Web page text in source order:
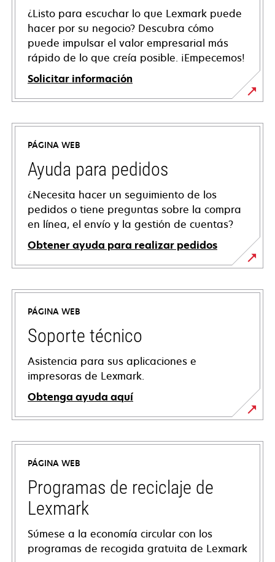
¿Listo para escuchar lo que Lexmark puede
hacer por su negocio? Descubra cómo
puede impulsar el valor empresarial más
rápido de lo que creía posible. ¡Empecemos!
Solicitar información
PÁGINA WEB
Ayuda para pedidos
¿Necesita hacer un seguimiento de los
pedidos o tiene preguntas sobre la compra
en línea, el envío y la gestión de cuentas?
Obtener ayuda para realizar pedidos
PÁGINA WEB
Soporte técnico
Asistencia para sus aplicaciones e
impresoras de Lexmark.
Obtenga ayuda aquí
se
abre
una
pestaña
nueva
PÁGINA WEB
Programas de reciclaje de
Lexmark
Súmese a la economía circular con los
programas de recogida gratuita de Lexmark